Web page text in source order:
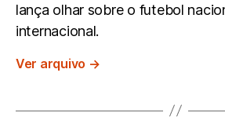
lança olhar sobre o futebol
internacional.
Ver arquivo →